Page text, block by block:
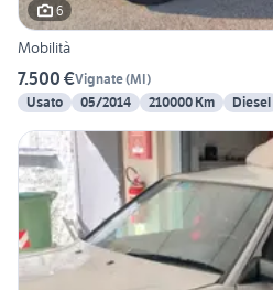
6
Mobilità
7.500 €Vignate(MI)
Usato
05/2014 210000 Km Diesel